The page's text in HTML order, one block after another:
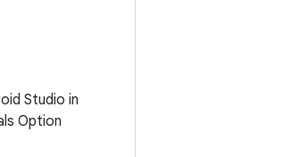
Studio in
Option